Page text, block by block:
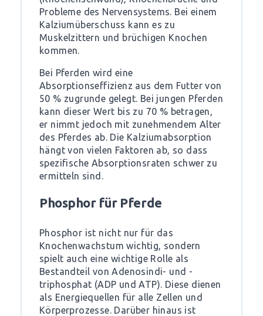
Probleme des Nervensystems. Bei einem
Kalziumüberschuss kann es zu
Muskelzittern und brüchigen Knochen
kommen.
Bei Pferden wird eine
Absorptionseffizienz aus dem Futter von
50 % zugrunde gelegt. Bei jungen Pferden
kann dieser Wert bis zu 70 % betragen,
er nimmt jedoch mit zunehmendem Alter
des Pferdes ab. Die Kalziumabsorption
hängt von vielen Faktoren ab, so dass
spezifische Absorptionsraten schwer zu
ermitteln sind.
Phosphor für Pferde
Phosphor ist nicht nur für das
Knochenwachstum wichtig, sondern
spielt auch eine wichtige Rolle als
Bestandteil von Adenosindi- und -
triphosphat (ADP und ATP). Diese dienen
als Energiequellen für alle Zellen und
Körperprozesse. Darüber hinaus ist